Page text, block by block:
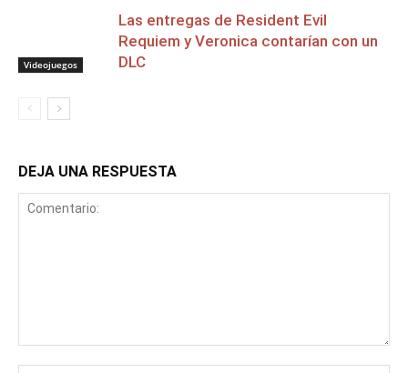
Videojuegos
Las entregas de Resident Evil
Requiem y Veronica contarían con un
DLC
DEJA UNA RESPUESTA